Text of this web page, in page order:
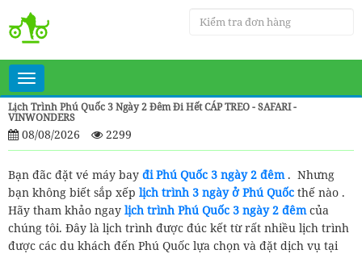
Toggle
navigation
Lịch Trình Phú Quốc 3 Ngày 2 Đêm Đi Hết CÁP TREO - SAFARI -
VINWONDERS
08/08/2026 2299
Bạn đãc đặt vé máy bay đi Phú Quốc 3 ngày 2 đêm . Nhưng
bạn không biết sắp xếp lịch trình 3 ngày ở Phú Quốc thế nào .
Hãy tham khảo ngay lịch trình Phú Quốc 3 ngày 2 đêmcủa
chúng tôi. Đây là lịch trình được đúc kết từ rất nhiều lịch trình
được các du khách đến Phú Quốc lựa chọn và đặt dịch vụ tại